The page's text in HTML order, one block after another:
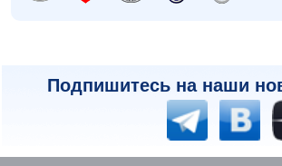
Подпишитесь на наши